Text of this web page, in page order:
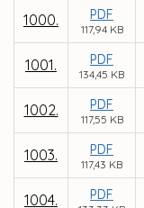
1000. PDF
117,94 KB
1001. PDF
134,45 KB
1002. PDF
117,55 KB
1003. PDF
117,43 KB
1004. PDF